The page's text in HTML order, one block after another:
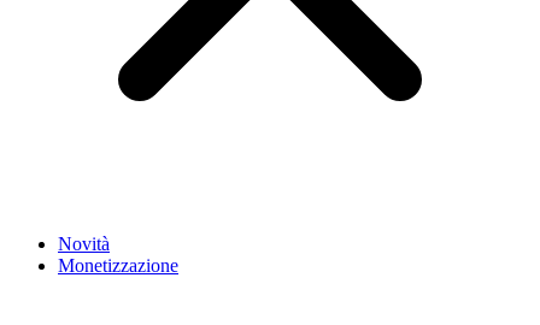
Novità
Monetizzazione